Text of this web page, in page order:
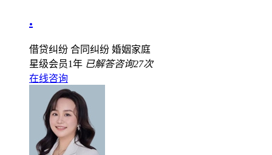
.
借贷纠纷 合同纠纷 婚姻家庭
星级会员1年 已解答咨询27次
在线咨询